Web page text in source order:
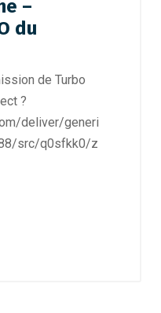
–
du
de Turbo
?
deliver/generi
src/q0sfkk0/z